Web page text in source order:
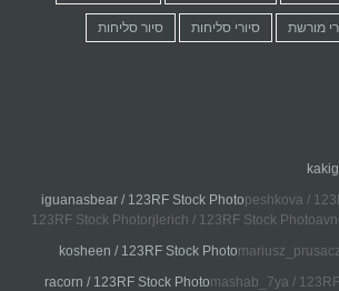
מורשת סיורי סליחות סיור סליחות
iguanasbear / 123RF Stock Photopeshkova /
123RF Stock Photorjlerich / 123RF Stock
kosheen / 123RF Stock Photo
racorn / 123RF Stock Photomashab_7ya /